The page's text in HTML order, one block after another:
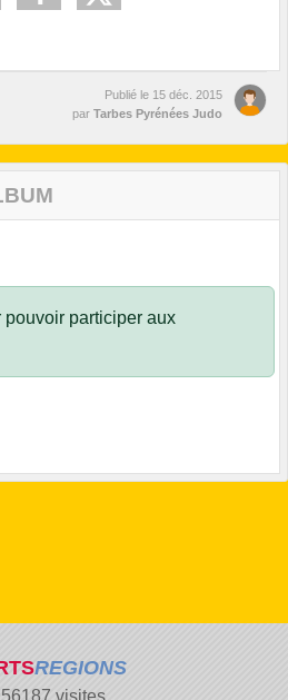
Publié le 15 déc. 2015
par Tarbes Pyrénées Judo
pouvoir participer aux
REGIONS
56187 visites